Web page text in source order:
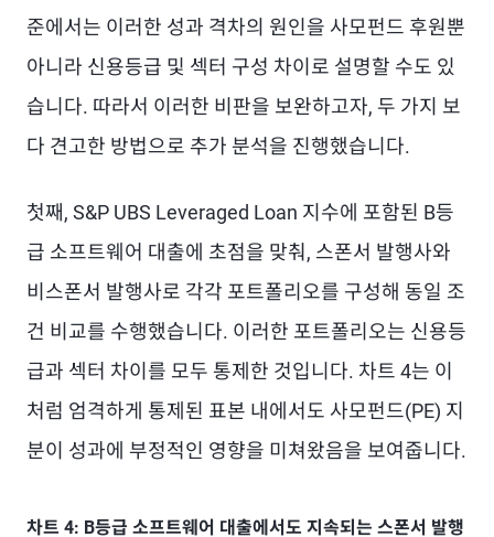
준에서는 이러한 성과 격차의 원인을 사모펀드 후원뿐
아니라 신용등급 및 섹터 구성 차이로 설명할 수도 있
습니다. 따라서 이러한 비판을 보완하고자, 두 가지 보
다 견고한 방법으로 추가 분석을 진행했습니다.
첫째, S&P UBS Leveraged Loan 지수에 포함된 B등
급 소프트웨어 대출에 초점을 맞춰, 스폰서 발행사와
비스폰서 발행사로 각각 포트폴리오를 구성해 동일 조
건 비교를 수행했습니다. 이러한 포트폴리오는 신용등
급과 섹터 차이를 모두 통제한 것입니다. 차트 4는 이
처럼 엄격하게 통제된 표본 내에서도 사모펀드(PE) 지
분이 성과에 부정적인 영향을 미쳐왔음을 보여줍니다.
차트 4: B등급 소프트웨어 대출에서도 지속되는 스폰서 발행